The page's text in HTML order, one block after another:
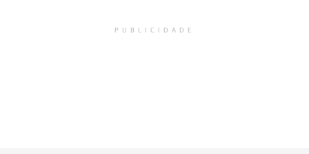
PUBLICIDADE